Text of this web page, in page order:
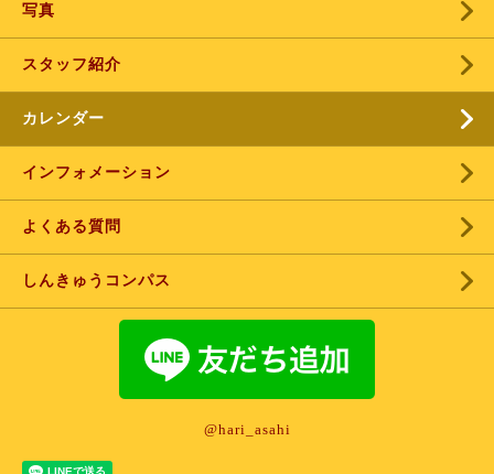
写真
スタッフ紹介
カレンダー
インフォメーション
よくある質問
しんきゅうコンパス
@hari_asahi